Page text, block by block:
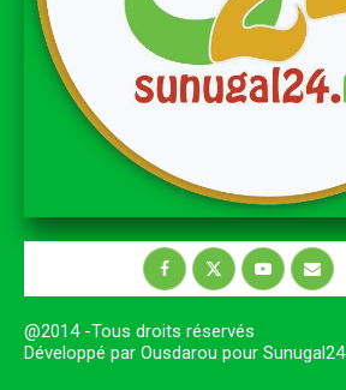
@2014 -Tous droits réservés
Développé par Ousdarou pour Sunugal24